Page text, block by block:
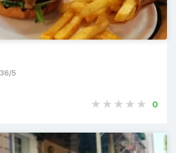
5
0